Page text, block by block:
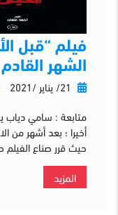
فيلم “قبل
الشهر القادم
متابعة : سامي دياب
أخيرا ؛ بعد أشهر من
حيث قرر صناع
المزيد